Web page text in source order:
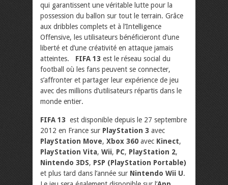
qui garantissent une véritable lutte pour la
possession du ballon sur tout le terrain. Grâce
aux dribbles complets et à l’Intelligence
Offensive, les utilisateurs bénéficieront d’une
liberté et d’une créativité en attaque jamais
atteintes. FIFA 13 est le réseau social du
football où les fans peuvent se connecter,
s’affronter et partager leur expérience de jeu
avec des millions d’utilisateurs répartis dans le
monde entier.
FIFA 13 est disponible depuis le 27 septembre
2012 en France sur PlayStation 3 avec
PlayStation Move, Xbox 360 avec Kinect,
PlayStation Vita, Wii, PC, PlayStation 2,
Nintendo 3DS, PSP (PlayStation Portable)
et plus tard dans l’année sur Nintendo Wii U.